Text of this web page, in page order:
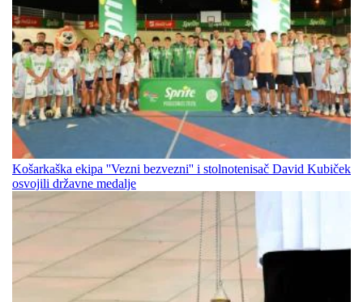
Košarkaška ekipa ''Vezni bezvezni'' i stolnotenisač David Kubiček
osvojili državne medalje